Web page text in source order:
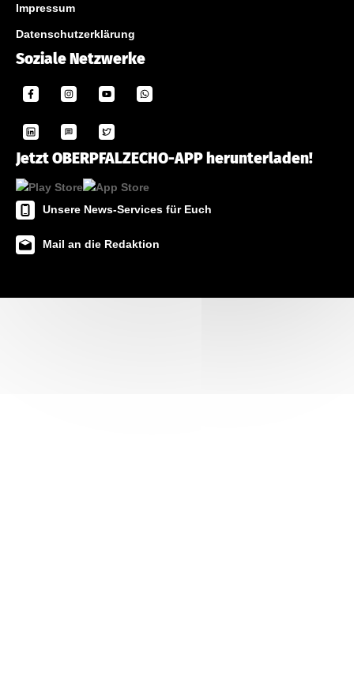
Impressum
Datenschutzerklärung
Soziale Netzwerke
Jetzt OBERPFALZECHO-APP herunterladen!
Unsere News-Services für Euch
Mail an die Redaktion